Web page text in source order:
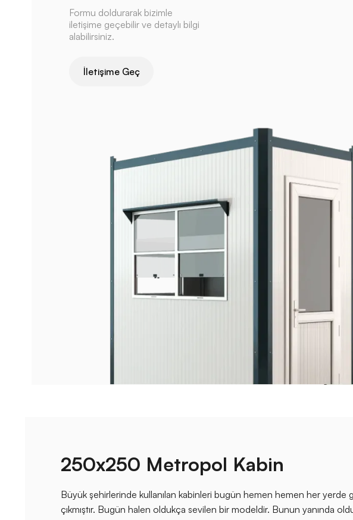
Formu doldurarak bizimle
iletişime geçebilir ve detaylı bilgi
alabilirsiniz.
İletişime Geç
250x250 Metropol Kabin
Büyük şehirlerinde kullanılan kabinleri bugün hemen hemen her
çıkmıştır. Bugün halen oldukça sevilen bir modeldir. Bunun yanında